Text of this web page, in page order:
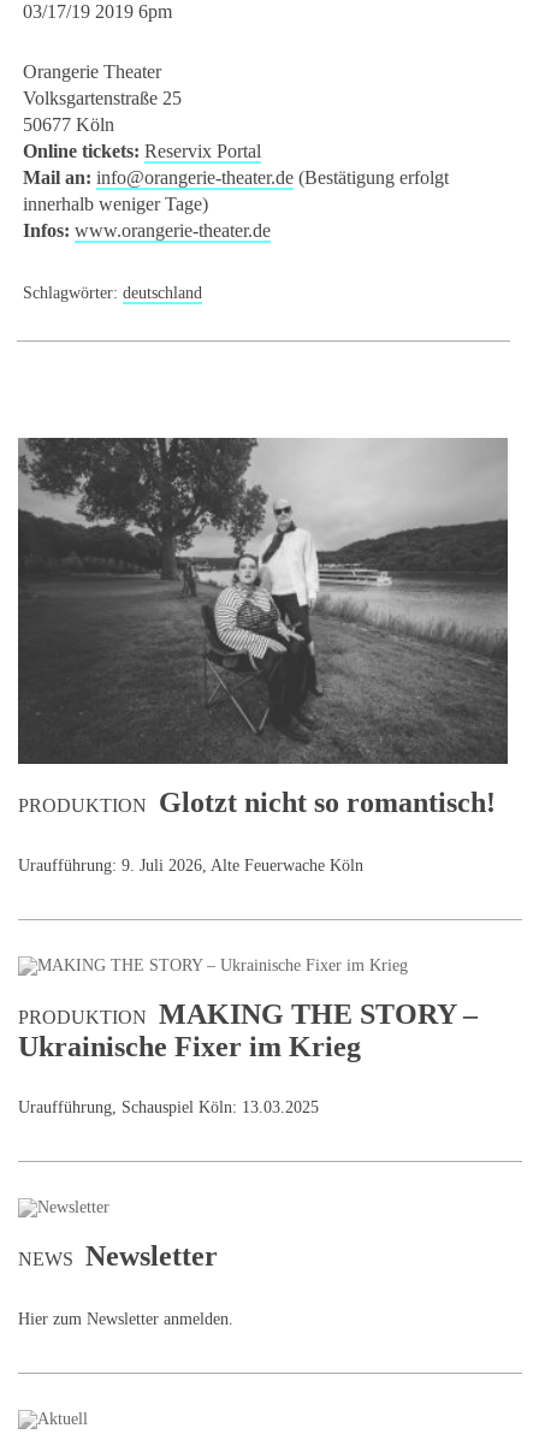
03/17/19 2019 6pm
Orangerie Theater
Volksgartenstraße 25
50677 Köln
Online tickets: Reservix Portal
Mail an: info@orangerie-theater.de (Bestätigung erfolgt
innerhalb weniger Tage)
Infos: www.orangerie-theater.de
Schlagwörter:deutschland
PRODUKTION Glotzt nicht so romantisch!
Uraufführung: 9. Juli 2026, Alte Feuerwache Köln
PRODUKTION
MAKING THE STORY –
Ukrainische Fixer im Krieg
Uraufführung, Schauspiel Köln: 13.03.2025
NEWS Newsletter
Hier zum Newsletter anmelden.